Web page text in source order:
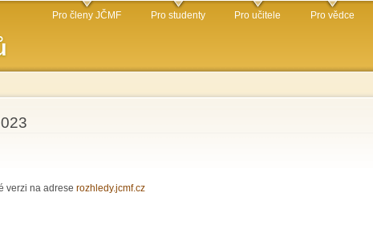
Pro členy JČMF Pro studenty Pro učitele Pro vědce
verzi na adrese rozhledy.jcmf.cz